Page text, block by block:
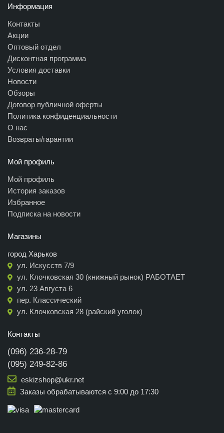
Информация
Контакты
Акции
Оптовый отдел
Дисконтная программа
Условия доставки
Новости
Обзоры
Договор публичной оферты
Политика конфиденциальности
О нас
Возвраты/гарантии
Мой профиль
Мой профиль
История заказов
Избранное
Подписка на новости
Магазины
город Харьков
ул. Искусств 7/9
ул. Клочковская 30 (книжный рынок) РАБОТАЕТ
ул. 23 Августа 6
пер. Классический
ул. Клочковская 28 (райский уголок)
Контакты
(096) 236-28-79
(095) 249-82-86
eskizshop@ukr.net
Заказы обрабатываются с 9:00 до 17:30